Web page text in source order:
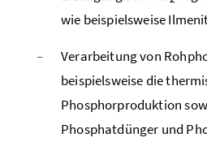
wie beispielsweise
Verarbeitung von
beispielsweise die
Phosphorproduktion
Phosphatdünger und